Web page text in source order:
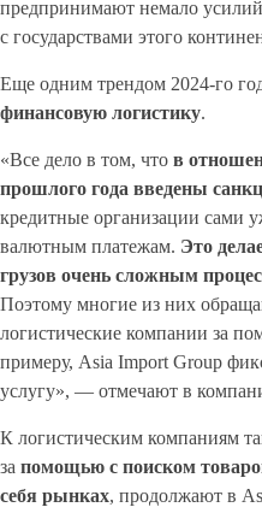
предпринимают немало
с государствами этого
Еще одним трендом 2024-го
финансовую логистику.
«Все дело в том, что в
прошлого года введены
кредитные организации сами
валютным платежам. Это
грузов очень сложным
Поэтому многие из них
логистические компании за
примеру, Asia Import Group
услугу», — отмечают в
К логистическим компаниям
за помощью с поиском
себя рынках, продолжают в